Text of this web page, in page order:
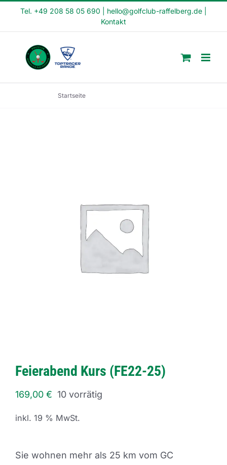
Tel. +49 208 58 05 690 hello@golfclub-raffelberg.de
Kontakt
Startseite
Feierabend Kurs (FE22-25)
169,00 € 10 vorrätig
inkl. 19 % MwSt.
Sie wohnen mehr als 25 km vom GC